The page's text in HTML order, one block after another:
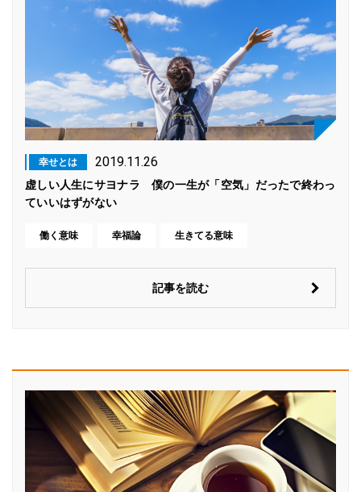
幸せとは 2019.11.26
虚しい人生にサヨナラ 僕の一生が「空気」だったで終わっ
ていいはずがない
働く意味 幸福論 生きてる意味
記事を読む